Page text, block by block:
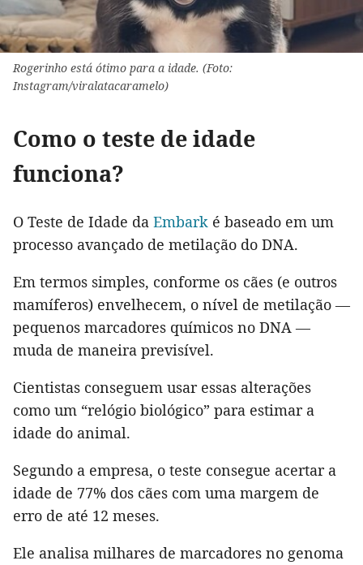
Rogerinho está ótimo para a idade. (Foto:
Instagram/viralatacaramelo)
Como o teste de idade
funciona?
O Teste de Idade da Embark é baseado em um
processo avançado de metilação do DNA.
Em termos simples, conforme os cães (e outros
mamíferos) envelhecem, o nível de metilação —
pequenos marcadores químicos no DNA —
muda de maneira previsível.
Cientistas conseguem usar essas alterações
como um “relógio biológico” para estimar a
idade do animal.
Segundo a empresa, o teste consegue acertar a
idade de 77% dos cães com uma margem de
erro de até 12 meses.
Ele analisa milhares de marcadores no genoma